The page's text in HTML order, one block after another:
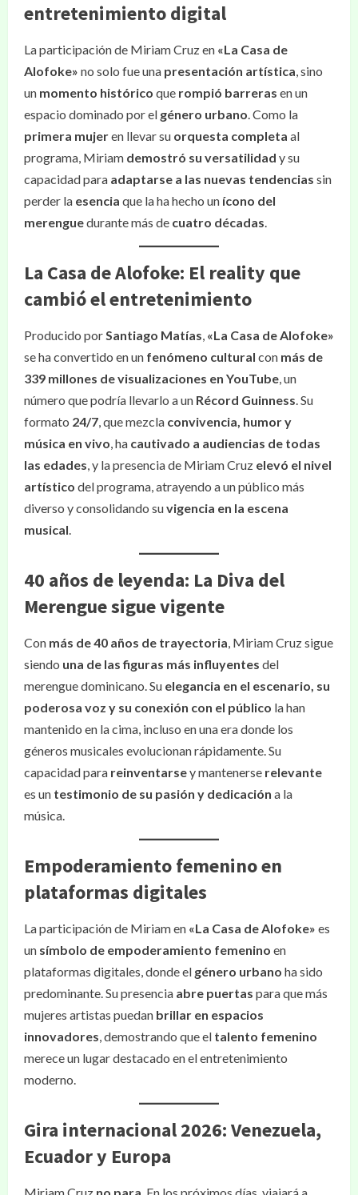
entretenimiento digital
La participación de Miriam Cruz en «La Casa de
Alofoke» no solo fue una presentación artística, sino
un momento histórico que rompió barreras en un
espacio dominado por el género urbano. Como la
primera mujeren llevar su orquesta completa al
programa, Miriam demostró su versatilidad y su
capacidad para adaptarse a las nuevas tendencias sin
perder la esencia que la ha hecho un ícono del
merenguedurante más de cuatro décadas.
La Casa de Alofoke: El reality que
cambió el entretenimiento
Producido porSantiago Matías, «La Casa de Alofoke»
se ha convertido en un fenómeno cultural con más de
339 millones de visualizaciones en YouTube, un
número que podría llevarlo a un Récord Guinness. Su
formato 24/7, que mezcla convivencia, humor y
música en vivo, ha cautivado a audiencias de todas
las edades, y la presencia de Miriam Cruz elevó el nivel
artístico del programa, atrayendo a un público más
diverso y consolidando suvigencia en la escena
musical.
40 años de leyenda: La Diva del
Merengue sigue vigente
Con más de 40 años de trayectoria, Miriam Cruz sigue
siendo una de las figuras más influyentes del
merengue dominicano. Su elegancia en el escenario, su
poderosa voz y su conexión con el público la han
mantenido en la cima, incluso en una era donde los
géneros musicales evolucionan rápidamente. Su
capacidad para reinventarsey mantenerse relevante
es un testimonio de su pasión y dedicación a la
música.
Empoderamiento femenino en
plataformas digitales
La participación de Miriam en «La Casa de Alofoke» es
un símbolo de empoderamiento femenino en
plataformas digitales, donde el género urbano ha sido
predominante. Su presencia abre puertas para que más
mujeres artistas puedan brillar en espacios
innovadores, demostrando que el talento femenino
merece un lugar destacado en el entretenimiento
moderno.
Gira internacional 2026: Venezuela,
Ecuador y Europa